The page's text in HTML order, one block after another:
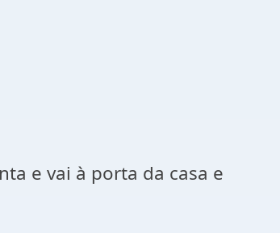
e vai à porta da casa e